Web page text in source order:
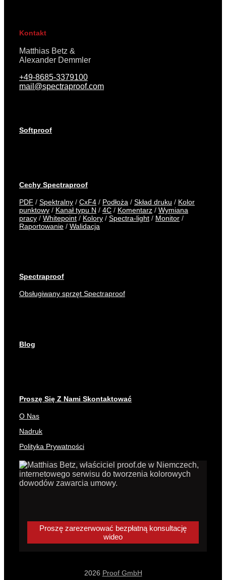
Kontakt
Matthias Betz &
Alexander Demmler
+49-8685-3379100
mail@spectraproof.com
Softproof
Cechy Spectraproof
PDF / Spektralny / CxF4 / Podłoża / Skład druku / Kolor
punktowy / Kanał typu N / 4C / Komentarz / Wymiana
pracy / Whitepoint / Kolory / Spectra-light / Monitor /
Raportowanie / Walidacja
Spectraproof
Obsługiwany sprzęt Spectraproof
Blog
Proszę Się Z Nami Skontaktować
O Nas
Nadruk
Polityka Prywatności
Proszę zarezerwować bezpłatną konsultację
wideo
2026 Proof GmbH